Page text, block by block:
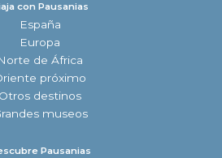
con Pausanias
España
Europa
de África
próximo
Otros destinos
museos
Pausanias